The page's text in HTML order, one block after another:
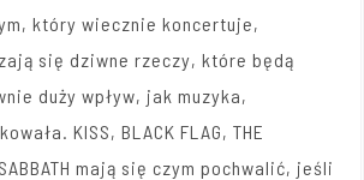
który wiecznie koncertuje,
się dziwne rzeczy, które będą
duży wpływ, jak muzyka,
KISS, BLACK FLAG, THE
SABBATH mają się czym pochwalić, jeśli